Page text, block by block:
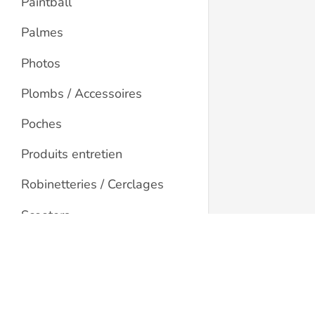
Palmes
Photos
Plombs / Accessoires
Poches
Produits entretien
Robinetteries / Cerclages
Scooters